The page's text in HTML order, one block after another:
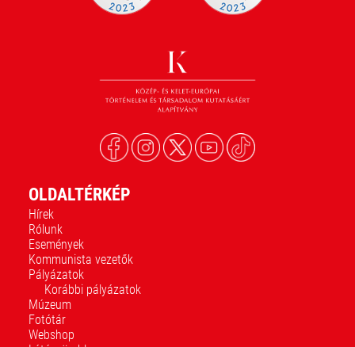
OLDALTÉRKÉP
Hírek
Rólunk
Események
Kommunista vezetők
Pályázatok
Korábbi pályázatok
Múzeum
Fotótár
Webshop